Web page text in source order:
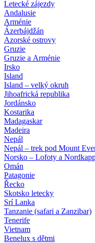
Letecké zájezdy
Andalusie
Arménie
Ázerbájdžán
Azorské ostrovy
Gruzie
Gruzie a Arménie
Irsko
Island
Island – velký okruh
Jihoafrická republika
Jordánsko
Kostarika
Madagaskar
Madeira
Nepál
Nepál – trek pod Mount
Norsko – Lofoty a
Omán
Patagonie
Řecko
Skotsko letecky
Srí Lanka
Tanzanie (safari a Zanzibar)
Tenerife
Vietnam
Benelux s dětmi